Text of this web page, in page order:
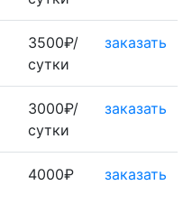
3500₽/
сутки
заказать
3000₽/
сутки
заказать
4000₽ заказать